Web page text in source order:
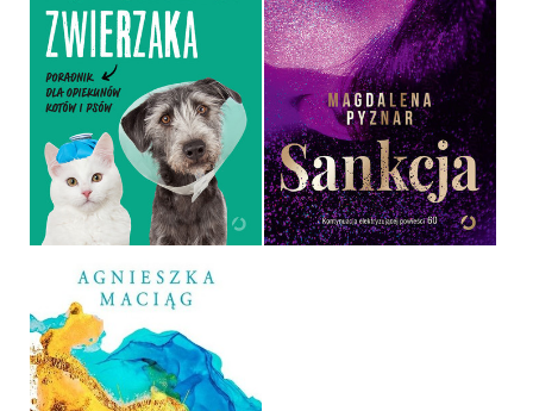
MAM CHOREGO
ZWIERZAKA
AGNIESZKA CHOLEWIAK-
GÓRALCZYK
OPRAWA MIĘKKA
49,99 ZŁ
SANKCJA
MAGDALENA PYZNAR
OPRAWA MIĘKKA
49,99 ZŁ